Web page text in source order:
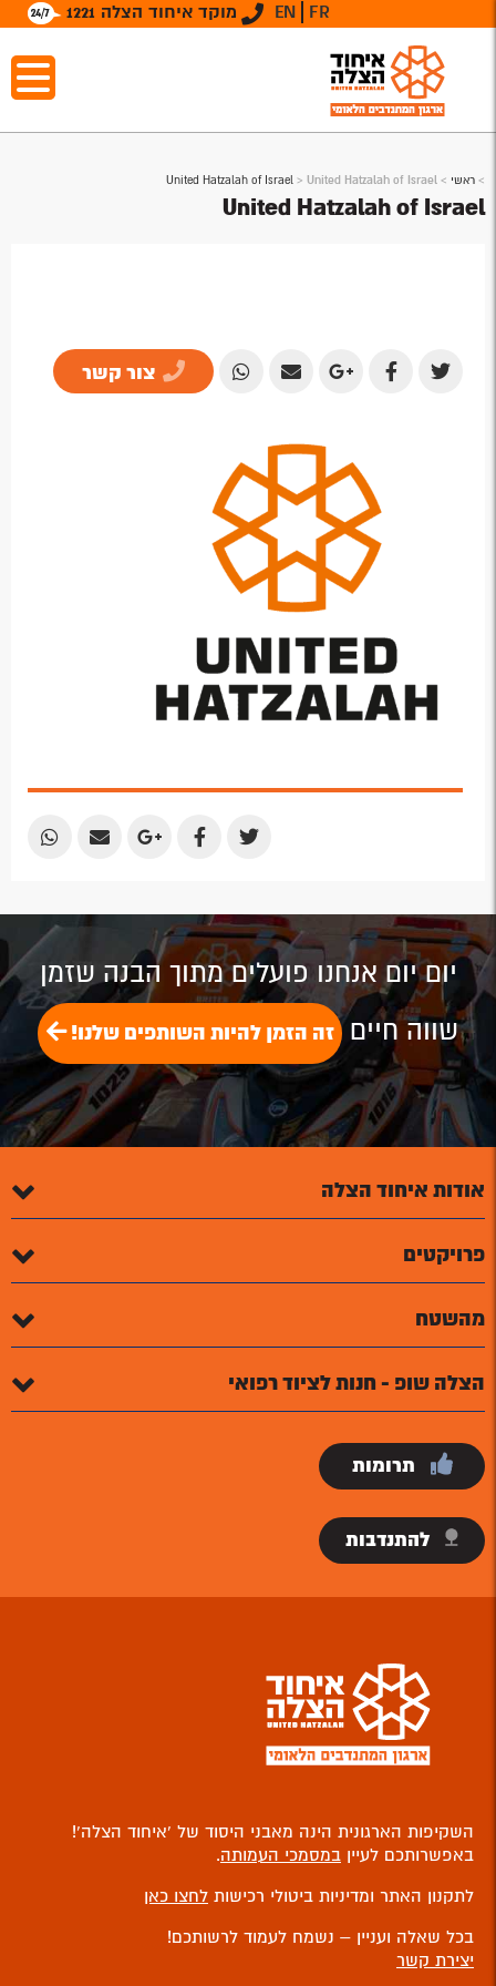
מוקד איחוד הצלה 1221 EN FR
> ראשי >
United Hatzalah of Israel > United Hatzalah of Israel
United Hatzalah of Israel
Share
Share
Facebook
Share
Google
Plus
Share
Email
Share
צור קשר
Share
Share
Share
Share
Share
יום יום אנחנו פועלים מתוך הבנה שזמן
שווה חיים זה הזמן להיות השותפים שלנו!
אודות איחוד הצלה
פרויקטים
מהשטח
הצלה שופ - חנות לציוד רפואי
תרומות
להתנדבות
השקיפות הארגונית הינה מאבני היסוד של ‘איחוד הצלה’!
באפשרותכם לעיין במסמכי העמותה.
לתקנון האתר ומדיניות ביטולי רכישות לחצו כאן
בכל שאלה ועניין – נשמח לעמוד לרשותכם!
יצירת קשר